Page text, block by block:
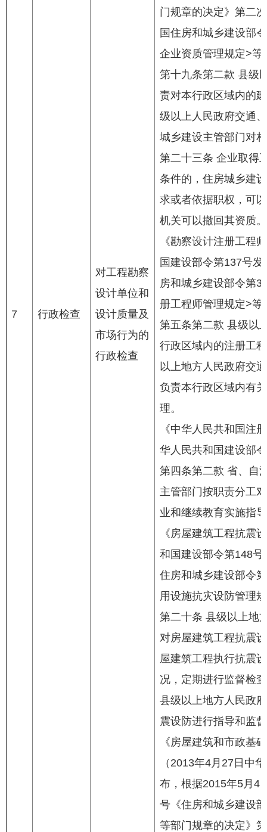
7 行政检查
对工程勘察
设计单位和
设计质量及
市场行为的
行政检查
门规章的决定》第二
国住房和城乡建设部
企业资质管理规定>
第十九条第二款 县级
责对本行政区域内的
级以上人民政府交通
城乡建设主管部门对
第二十三条 企业取得
条件的，住房城乡建
求或者依据职权，可
机关可以撤回其资质。
《勘察设计注册工程
国建设部令第137号
房和城乡建设部令第
册工程师管理规定>
第五条第二款 县级以
行政区域内的注册工
以上地方人民政府交
负责本行政区域内有
理。
《中华人民共和国注
华人民共和国建设部
第四条第二款 省、自
主管部门按职责分工
业和继续教育实施指
《房屋建筑工程抗震
和国建设部令第148
住房和城乡建设部令
用设施抗灾设防管理
第二十条 县级以上地
对房屋建筑工程抗震
屋建筑工程执行抗震
况，定期进行监督检
县级以上地方人民政
震设防进行指导和监
《房屋建筑和市政基
（2013年4月27日中
布，根据2015年5月4
号《住房和城乡建设
等部门规章的决定》